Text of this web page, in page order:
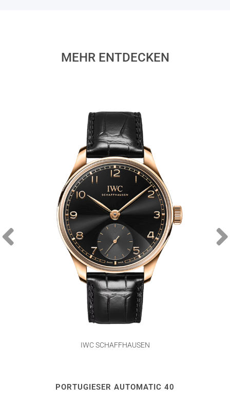
MEHR ENTDECKEN
IWC SCHAFFHAUSEN
PORTUGIESER AUTOMATIC 40